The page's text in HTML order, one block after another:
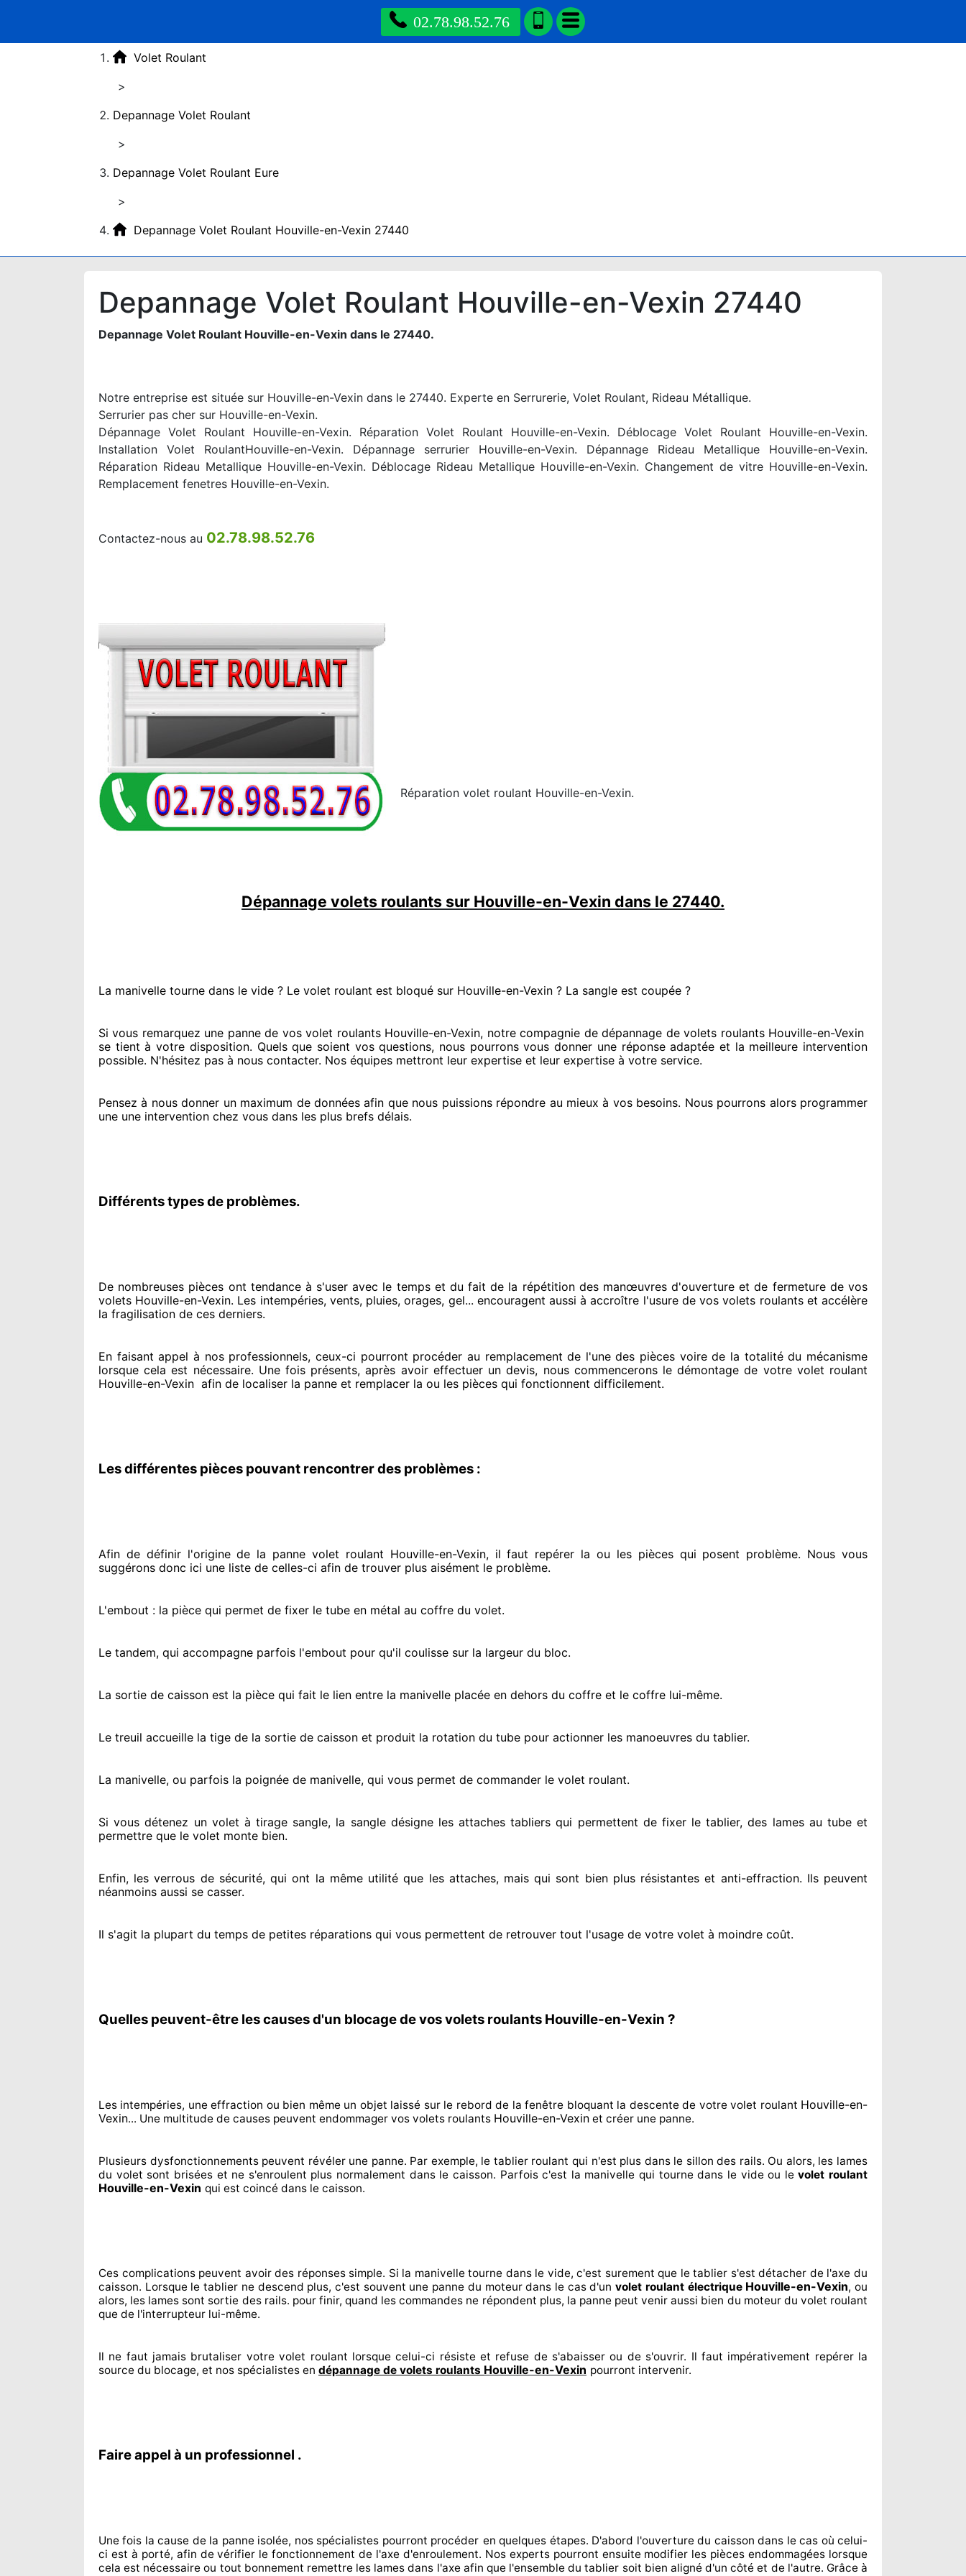
02.78.98.52.76
Volet Roulant
>
Depannage Volet Roulant
>
Depannage Volet Roulant Eure
>
Depannage Volet Roulant Houville-en-Vexin 27440
Depannage Volet Roulant Houville-en-Vexin 27440
Depannage Volet Roulant Houville-en-Vexin dans le 27440.
Notre entreprise est située sur Houville-en-Vexin dans le 27440. Experte en Serrurerie, Volet Roulant, Rideau Métallique.
Serrurier pas cher sur Houville-en-Vexin.
Dépannage Volet Roulant Houville-en-Vexin. Réparation Volet Roulant Houville-en-Vexin. Déblocage Volet Roulant Houville-en-Vexin.
Installation Volet RoulantHouville-en-Vexin. Dépannage serrurier Houville-en-Vexin. Dépannage Rideau Metallique Houville-en-Vexin.
Réparation Rideau Metallique Houville-en-Vexin. Déblocage Rideau Metallique Houville-en-Vexin. Changement de vitre Houville-en-Vexin.
Remplacement fenetres Houville-en-Vexin.
Contactez-nous au 02.78.98.52.76
Réparation volet roulant Houville-en-Vexin.
Dépannage volets roulants sur Houville-en-Vexin dans le 27440.
La manivelle tourne dans le vide ? Le volet roulant est bloqué sur Houville-en-Vexin ? La sangle est coupée ?
Si vous remarquez une panne de vos volet roulants Houville-en-Vexin, notre compagnie de dépannage de volets roulants Houville-en-Vexin
se tient à votre disposition. Quels que soient vos questions, nous pourrons vous donner une réponse adaptée et la meilleure intervention
possible. N'hésitez pas à nous contacter. Nos équipes mettront leur expertise et leur expertise à votre service.
Pensez à nous donner un maximum de données afin que nous puissions répondre au mieux à vos besoins. Nous pourrons alors programmer
une une intervention chez vous dans les plus brefs délais.
Différents types de problèmes.
De nombreuses pièces ont tendance à s'user avec le temps et du fait de la répétition des manœuvres d'ouverture et de fermeture de vos
volets Houville-en-Vexin. Les intempéries, vents, pluies, orages, gel... encouragent aussi à accroître l'usure de vos volets roulants et accélère
la fragilisation de ces derniers.
En faisant appel à nos professionnels, ceux-ci pourront procéder au remplacement de l'une des pièces voire de la totalitédu mécanisme
lorsque cela est nécessaire. Une fois présents, après avoir effectuerun devis, nous commencerons ledémontage de votre volet roulant
Houville-en-Vexin afin de localiser la panne et remplacer la ou les pièces qui fonctionnent difficilement.
Les différentes pièces pouvant rencontrer des problèmes :
Afin de définir l'originede la panne volet roulant Houville-en-Vexin, il faut repérer la ou les pièces qui posent problème. Nous vous
suggérons donc ici une liste de celles-ci afin de trouver plus aisément le problème.
L'embout : la pièce qui permet de fixer le tube en métal au coffre du volet.
Le tandem, qui accompagne parfois l'embout pour qu'il coulisse sur la largeur du bloc.
La sortie de caisson est la pièce qui fait le lien entre la manivelle placée en dehors du coffre et le coffre lui-même.
Le treuil accueille la tige de la sortie de caisson et produit la rotation du tube pour actionner les manoeuvres du tablier.
La manivelle, ou parfois la poignée de manivelle, qui vous permet de commander le volet roulant.
Si vous détenez un volet à tirage sangle, la sangle désigneles attaches tabliers qui permettent de fixer le tablier, des lames au tube et
permettre que le volet monte bien.
Enfin, les verrous de sécurité, qui ont la même utilité que les attaches, mais qui sont bien plus résistantes et anti-effraction. Ils peuvent
néanmoins aussi se casser.
Il s'agit la plupart du temps de petites réparations qui vous permettent de retrouver tout l'usage de votre volet à moindre coût.
Quelles peuvent-être les causes d'un blocage de vos volets roulants Houville-en-Vexin ?
Les intempéries, une effraction ou bien même un objet laissé sur le rebord de la fenêtre bloquant la descente de votre volet roulant Houville-en-
Vexin... Une multitude de causes peuvent endommager vos volets roulants Houville-en-Vexin et créer une panne.
Plusieurs dysfonctionnements peuvent révélerune panne. Par exemple, le tablier roulant qui n'est plus dans le sillon des rails. Ou alors, les lames
du volet sont briséeset ne s'enroulent plus normalement dans le caisson. Parfoisc'est la manivelle qui tourne dans le vide ou levolet roulant
Houville-en-Vexin qui est coincé dans le caisson.
Ces complications peuvent avoir des réponsessimple. Si la manivelle tourne dans le vide, c'est surement que le tablier s'est détacher de l'axe du
caisson. Lorsque le tablier ne descend plus, c'est souvent une panne du moteur dans le cas d'unvolet roulant électrique Houville-en-Vexin, ou
alors, les lames sont sortie des rails. pour finir, quand les commandes ne répondent plus, la panne peut venir aussi bien du moteur du volet roulant
que de l'interrupteur lui-même.
Il ne faut jamais brutaliser votre volet roulant lorsque celui-ci résiste et refuse de s'abaisser ou de s'ouvrir. Il faut impérativement repérerla
source du blocage, et nos spécialistes en dépannage de volets roulants Houville-en-Vexin pourront intervenir.
Faire appel à un professionnel .
Une fois la cause de la panne isolée, nos spécialistes pourront procéder en quelques étapes. D'abord l'ouverture du caisson dans le cas où celui-
ci est à porté, afin de vérifier le fonctionnement de l'axe d'enroulement. Nos expertspourront ensuite modifier les pièces endommagées lorsque
cela est nécessaire ou tout bonnement remettreles lames dans l'axe afin que l'ensemble du tablier soit bien aligné d'un côté et de l'autre. Grâce à